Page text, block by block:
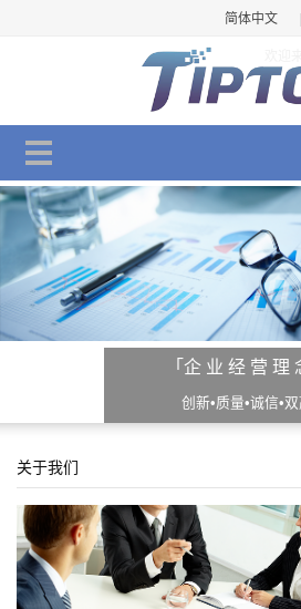
简体中文
「企 业 经 营 理
创新•质量•诚信•
关于我们